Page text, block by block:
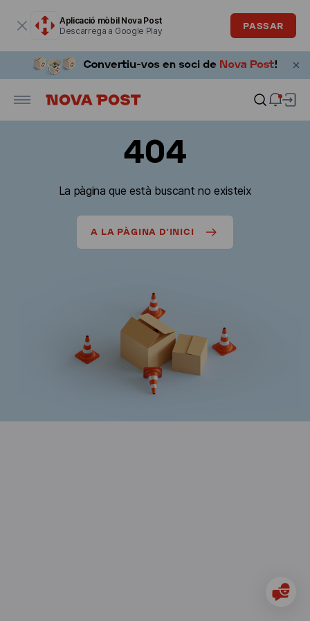
Aplicació mòbil Nova Post
Descarrega a Google Play
PASSAR
404
La pàgina que està buscant no existeix
A LA PÀGINA D'INICI